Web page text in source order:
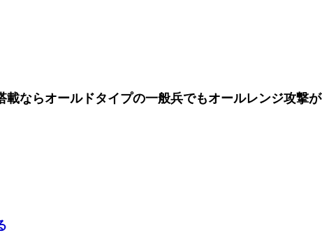
載ならオールドタイプの一般兵でもオールレンジ攻撃が